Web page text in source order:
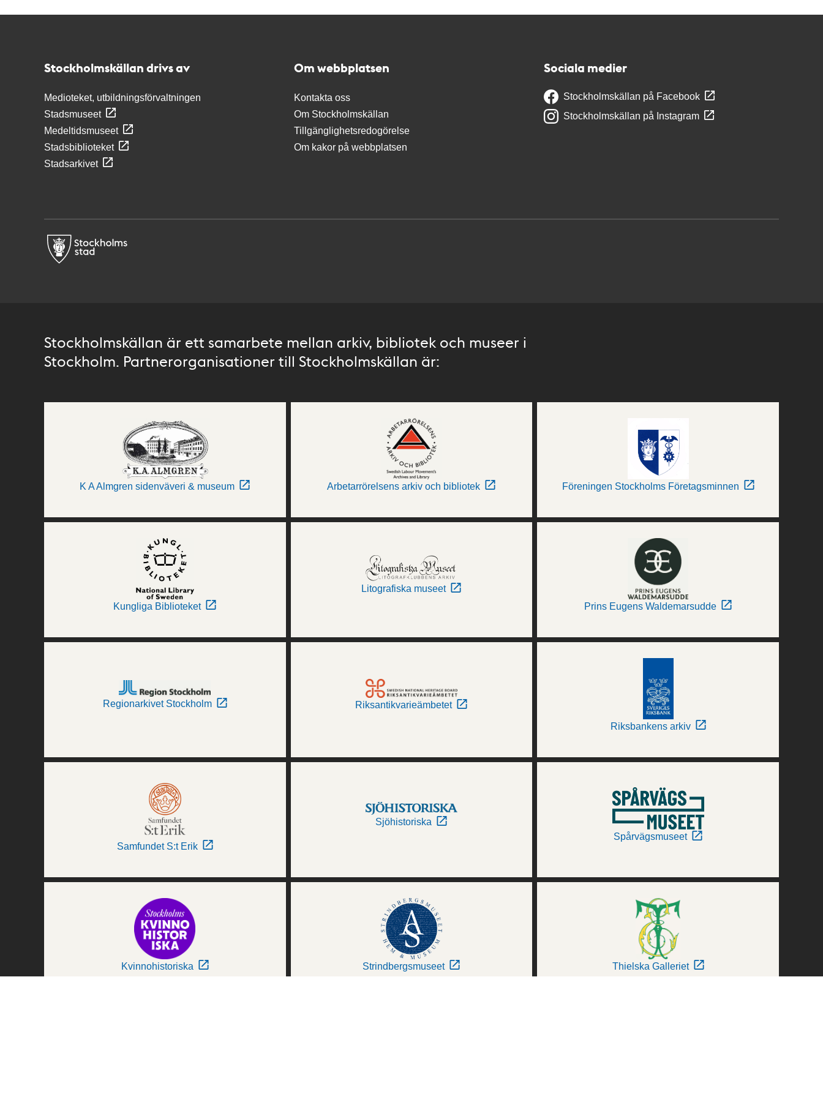
Stockholmskällan drivs av
Medioteket, utbildningsförvaltningen
Stadsmuseet
Medeltidsmuseet
Stadsbiblioteket
Stadsarkivet
Om webbplatsen
Kontakta oss
Om Stockholmskällan
Tillgänglighetsredogörelse
Om kakor på webbplatsen
Sociala medier
Stockholmskällan på Facebook
Stockholmskällan på Instagram
Stockholmskällan är ett samarbete mellan arkiv, bibliotek och museer i
Stockholm. Partnerorganisationer till Stockholmskällan är:
K A Almgren sidenväveri & museum Arbetarrörelsens arkiv och bibliotek Föreningen Stockholms Företagsminnen
Kungliga Biblioteket
Litografiska museet
Prins Eugens Waldemarsudde
Regionarkivet Stockholm Riksantikvarieämbetet
Riksbankens arkiv
Samfundet S:t Erik
Sjöhistoriska
Spårvägsmuseet
Kvinnohistoriska Strindbergsmuseet Thielska Galleriet